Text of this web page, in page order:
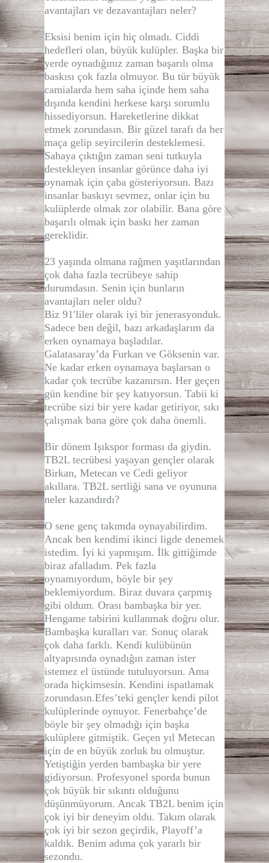
avantajları ve dezavantajları neler?
Eksisi benim için hiç olmadı. Ciddi
hedefleri olan, büyük kulüpler. Başka bir
yerde oynadığınız zaman başarılı olma
baskısı çok fazla olmuyor. Bu tür büyük
camialarda hem saha içinde hem saha
dışında kendini herkese karşı sorumlu
hissediyorsun. Hareketlerine dikkat
etmek zorundasın. Bir güzel tarafı da her
maça gelip seyircilerin desteklemesi.
Sahaya çıktığın zaman seni tutkuyla
destekleyen insanlar görünce daha iyi
oynamak için çaba gösteriyorsun. Bazı
insanlar baskıyı sevmez, onlar için bu
kulüplerde olmak zor olabilir. Bana göre
başarılı olmak için baskı her zaman
gereklidir.
23 yaşında olmana rağmen yaşıtlarından
çok daha fazla tecrübeye sahip
durumdasın. Senin için bunların
avantajları neler oldu?
Biz 91′liler olarak iyi bir jenerasyonduk.
Sadece ben değil, bazı arkadaşlarım da
erken oynamaya başladılar.
Galatasaray’da Furkan ve Göksenin var.
Ne kadar erken oynamaya başlarsan o
kadar çok tecrübe kazanırsın. Her geçen
gün kendine bir şey katıyorsun. Tabii ki
tecrübe sizi bir yere kadar getiriyor, sıkı
çalışmak bana göre çok daha önemli.
Bir dönem Işıkspor forması da giydin.
TB2L tecrübesi yaşayan gençler olarak
Birkan, Metecan ve Cedi geliyor
akıllara. TB2L sertliği sana ve oyununa
neler kazandırdı?
O sene genç takımda oynayabilirdim.
Ancak ben kendimi ikinci ligde denemek
istedim. İyi ki yapmışım. İlk gittiğimde
biraz afalladım. Pek fazla
oynamıyordum, böyle bir şey
beklemiyordum. Biraz duvara çarpmış
gibi oldum. Orası bambaşka bir yer.
Hengame tabirini kullanmak doğru olur.
Bambaşka kuralları var. Sonuç olarak
çok daha farklı. Kendi kulübünün
altyapısında oynadığın zaman ister
istemez el üstünde tutuluyorsun. Ama
orada hiçkimsesin. Kendini ispatlamak
zorundasın.Efes’teki gençler kendi pilot
kulüplerinde oynuyor. Fenerbahçe’de
böyle bir şey olmadığı için başka
kulüplere gitmiştik. Geçen yıl Metecan
için de en büyük zorluk bu olmuştur.
Yetiştiğin yerden bambaşka bir yere
gidiyorsun. Profesyonel sporda bunun
çok büyük bir sıkıntı olduğunu
düşünmüyorum. Ancak TB2L benim için
çok iyi bir deneyim oldu. Takım olarak
çok iyi bir sezon geçirdik, Playoff’a
kaldık. Benim adıma çok yararlı bir
sezondu.